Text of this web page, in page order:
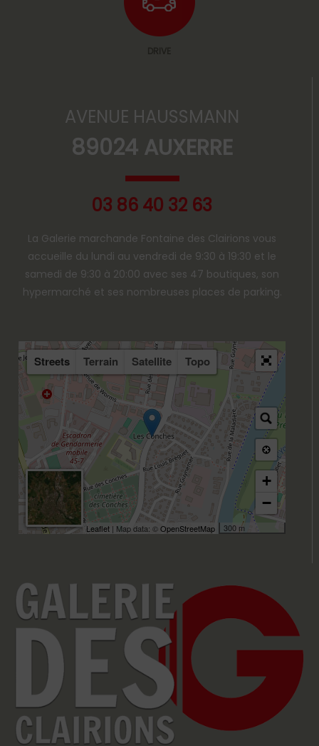
AVENUE HAUSSMANN
89024 AUXERRE
03 86 40 32 63
La Galerie marchande Fontaine des Clairions vous
accueille du lundi au vendredi de 9:30 à 19:30 et le
samedi de 9:30 à 20:00 avec ses 47 boutiques, son
hypermarché et ses nombreuses places de parking.
Streets Terrain Satellite Topo
+
−
300 m
Leaflet | Map data: ©OpenStreetMap